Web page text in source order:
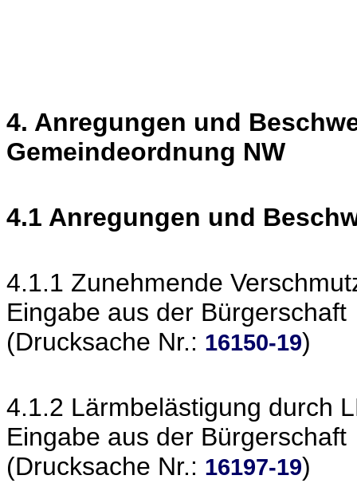
4. Anregungen und
Gemeindeordnung NW
4.1 Anregungen und
4.1.1 Zunehmende
Eingabe aus der Bürgerschaft
(Drucksache Nr.: 16150-19)
4.1.2 Lärmbelästigung durch
Eingabe aus der Bürgerschaft
(Drucksache Nr.: 16197-19)